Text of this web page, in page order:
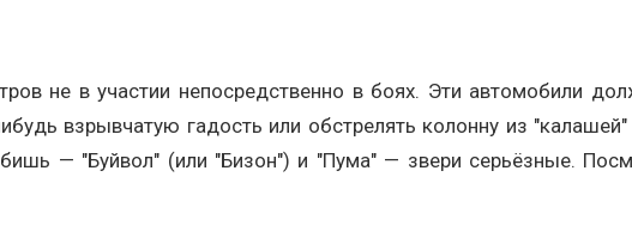
не в участии непосредственно в боях. Эти автомобили
взрывчатую гадость или обстрелять колонну из
— "Буйвол" (или "Бизон") и "Пума" — звери серьёзные.